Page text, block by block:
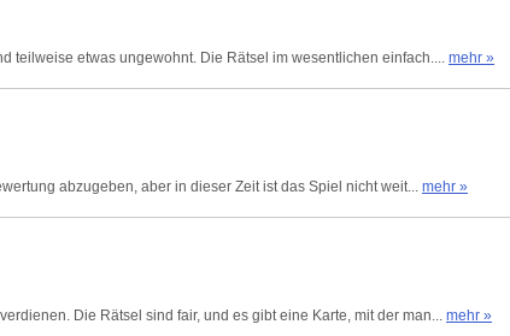
teilweise etwas ungewohnt. Die Rätsel im wesentlichen einfach.... mehr »
abzugeben, aber in dieser Zeit ist das Spiel nicht weit... mehr »
Die Rätsel sind fair, und es gibt eine Karte, mit der man... mehr »